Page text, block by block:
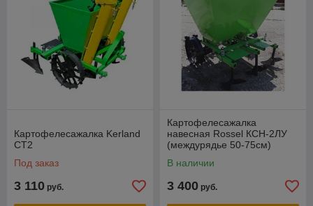
Картофелесажалка Kerland
СТ2
Под заказ
3 110 руб.
Картофелесажалка
навесная Rossel КСН-2ЛУ
(междурядье 50-75см)
В наличии
3 400 руб.